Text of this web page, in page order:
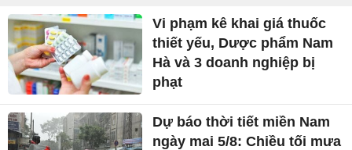
Vi phạm kê khai giá thuốc
thiết yếu, Dược phẩm Nam
Hà và 3 doanh nghiệp bị
phạt
Dự báo thời tiết miền Nam
ngày mai 5/8: Chiều tối mưa